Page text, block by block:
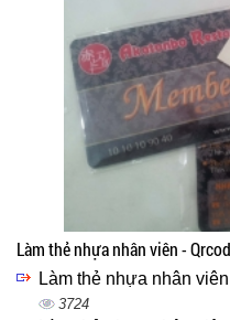
Làm thẻ nhựa nhân viên -
Làm thẻ nhựa nhân
3724